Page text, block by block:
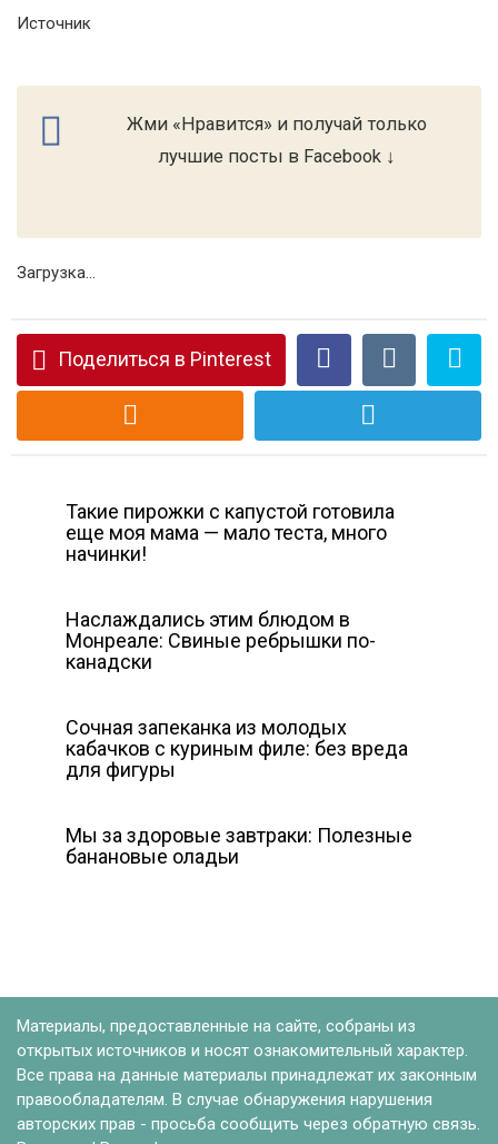
Источник
Жми «Нравится» и получай только
лучшие посты в Facebook ↓
Загрузка...
Поделиться в Pinterest
Такие пирожки с капустой готовила
еще моя мама — мало теста, много
начинки!
Наслаждались этим блюдом в
Монреале: Свиные ребрышки по-
канадски
Сочная запеканка из молодых
кабачков с куриным филе: без вреда
для фигуры
Мы за здоровые завтраки: Полезные
банановые оладьи
Материалы, предоставленные на сайте, собраны из
открытых источников и носят ознакомительный характер.
Все права на данные материалы принадлежат их законным
правообладателям. В случае обнаружения нарушения
авторских прав - просьба сообщить через обратную связь.